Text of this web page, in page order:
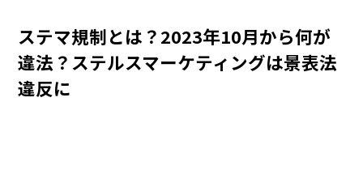
ステマ規制とは？2023年10月から何が
違法？ステルスマーケティングは景表法
違反に